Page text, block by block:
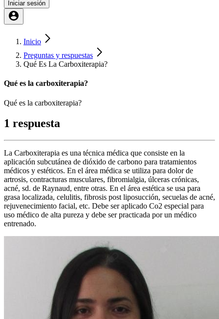
Iniciar sesión
Inicio
Preguntas y respuestas
Qué Es La Carboxiterapia?
Qué es la carboxiterapia?
Qué es la carboxiterapia?
1 respuesta
La Carboxiterapia es una técnica médica que consiste en la
aplicación subcutánea de dióxido de carbono para tratamientos
médicos y estéticos. En el área médica se utiliza para dolor de
artrosis, contracturas musculares, fibromialgia, úlceras crónicas,
acné, sd. de Raynaud, entre otras. En el área estética se usa para
grasa localizada, celulitis, fibrosis post liposucción, secuelas de acné,
rejuvenecimiento facial, etc. Debe ser aplicado Co2 especial para
uso médico de alta pureza y debe ser practicada por un médico
entrenado.